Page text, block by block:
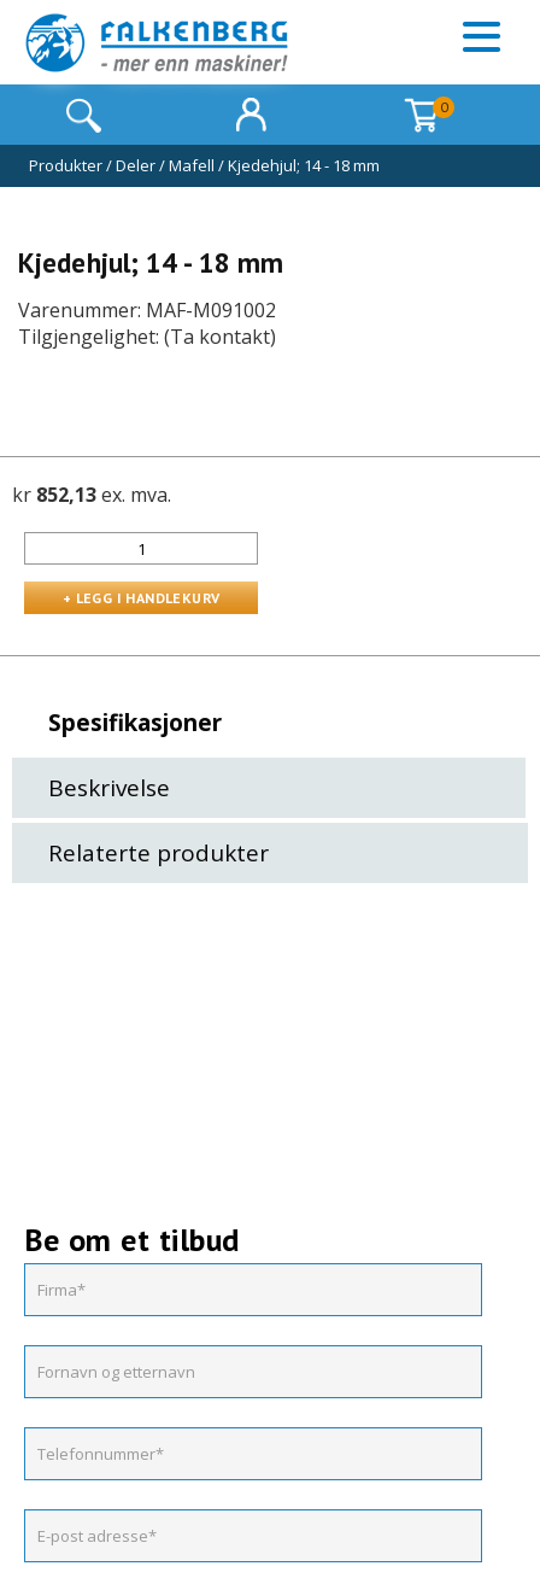
0
Produkter/Deler/Mafell /Kjedehjul; 14 - 18 mm
Kjedehjul; 14 - 18 mm
Varenummer: MAF-M091002
Tilgjengelighet: (Ta kontakt)
kr 852,13ex. mva.
Spesifikasjoner
Beskrivelse
Relaterte produkter
Be om et tilbud